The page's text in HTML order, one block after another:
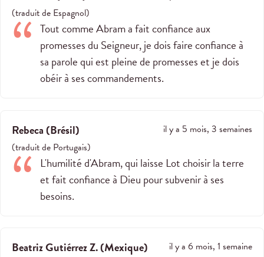
(traduit de Espagnol)
Tout comme Abram a fait confiance aux
promesses du Seigneur, je dois faire confiance à
sa parole qui est pleine de promesses et je dois
obéir à ses commandements.
Rebeca(Brésil)
il y a 5 mois, 3 semaines
(traduit de Portugais)
L'humilité d'Abram, qui laisse Lot choisir la terre
et fait confiance à Dieu pour subvenir à ses
besoins.
Beatriz Gutiérrez Z.(Mexique)
il y a 6 mois, 1 semaine